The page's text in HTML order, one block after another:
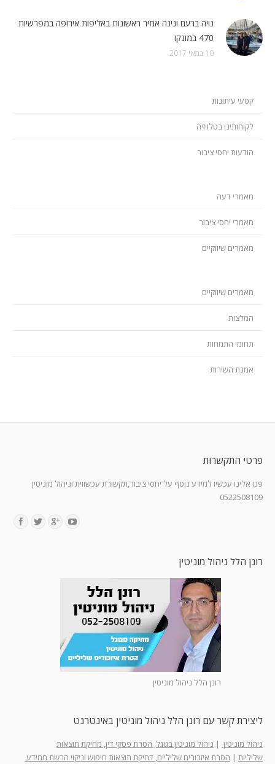
נויה ברעם ונינה אמיר ראשונות באליפות אירופה במפרשיות
470 במונקו
10 במאי 2017
קטעי עיתונות
לקוחותינו בטלויזיה
הודעות יחסי ציבור
מאמרי דעה
מאמרי יחסי ציבור
מאמרים שיווקיים
מאמרים שיווקיים
המלצות
תחומי התמחות
אמנת השירות
פרטי התקשרות
פנו אלינו עכשיו למידע נוסף על יחסי ציבור,תקשורת עכשווית וניהול מוניטין
0522508109
רונן הלל ניהול מוניטין
רונן הלל ניהול מוניטין
ליצירת קשר עם רונן הלל ניהול מוניטין באינטרנט
ניהול מוניטין | ניהול מוניטין בגוגל, הסרת פסקי דין, מחיקת תוצאות
שליליות | הסרת איזכורים שליליים, דחיקת תוצאות חיפוש וניקוי הרשת ממידע